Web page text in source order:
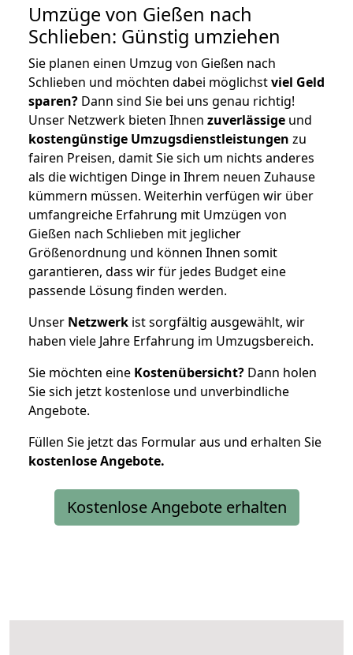
Umzüge von Gießen nach
Schlieben: Günstig umziehen
Sie planen einen Umzug von Gießen nach
Schlieben und möchten dabei möglichstviel Geld
sparen? Dann sind Sie bei uns genau richtig!
Unser Netzwerk bieten Ihnen zuverlässige und
kostengünstige Umzugsdienstleistungen zu
fairen Preisen, damit Sie sich um nichts anderes
als die wichtigen Dinge in Ihrem neuen Zuhause
kümmern müssen. Weiterhin verfügen wir über
umfangreiche Erfahrung mit Umzügen von
Gießen nach Schlieben mit jeglicher
Größenordnung und können Ihnen somit
garantieren, dass wir für jedes Budget eine
passende Lösung finden werden.
Unser Netzwerk ist sorgfältig ausgewählt, wir
haben viele Jahre Erfahrung im Umzugsbereich.
Sie möchten eine Kostenübersicht? Dann holen
Sie sich jetzt kostenlose und unverbindliche
Angebote.
Füllen Sie jetzt das Formular aus und erhalten Sie
kostenloseAngebote.
Kostenlose Angebote erhalten